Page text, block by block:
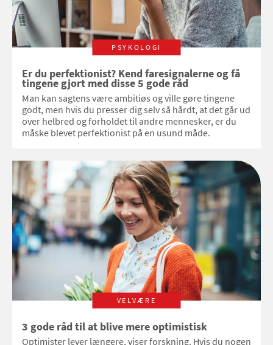
PSYKOLOGI
Er du perfektionist? Kend faresignalerne og få
tingene gjort med disse 5 gode råd
Man kan sagtens være ambitiøs og ville gøre tingene
godt, men hvis du presser dig selv så hårdt, at det går ud
over helbred og forholdet til andre mennesker, er du
måske blevet perfektionist på en usund måde.
VELVÆRE
3 gode råd til at blive mere optimistisk
Optimister lever længere, viser forskning. Hvis du nogen